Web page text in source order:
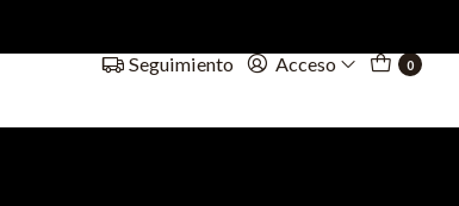
Seguimiento Acceso 0